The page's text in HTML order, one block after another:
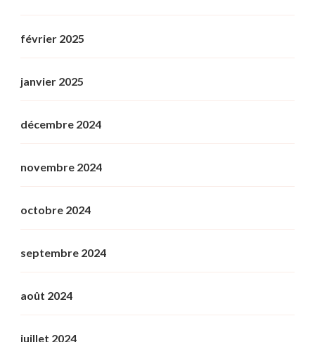
février 2025
janvier 2025
décembre 2024
novembre 2024
octobre 2024
septembre 2024
août 2024
juillet 2024